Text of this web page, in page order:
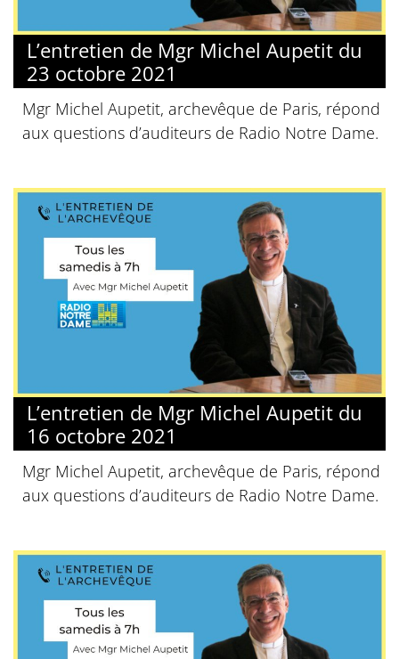
L’entretien de Mgr Michel Aupetit du
23 octobre 2021
Mgr Michel Aupetit, archevêque de Paris, répond
aux questions d’auditeurs de Radio Notre Dame.
L’entretien de Mgr Michel Aupetit du
16 octobre 2021
Mgr Michel Aupetit, archevêque de Paris, répond
aux questions d’auditeurs de Radio Notre Dame.